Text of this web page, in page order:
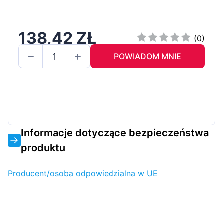
138,42 ZŁ
(0)
POWIADOM MNIE
Informacje dotyczące bezpieczeństwa
produktu
Producent/osoba odpowiedzialna w UE